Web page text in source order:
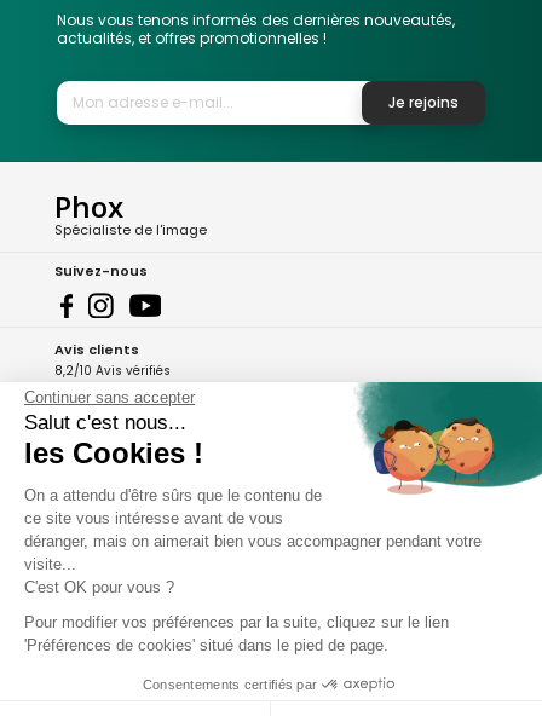
Nous vous tenons informés des dernières nouveautés,
actualités, et offres promotionnelles !
Je rejoins
Phox
Spécialiste de l'image
Suivez-nous
Avis clients
8,2/10 Avis vérifiés
L'Appli Phox
A propos de Phox
Services et garanties
Continuer sans accepter
Salut c'est nous...
les Cookies !
On a attendu d'être sûrs que le contenu de
ce site vous intéresse avant de vous
déranger, mais on aimerait bien vous accompagner pendant votre
visite...
C'est OK pour vous ?
Pour modifier vos préférences par la suite, cliquez sur le lien
'Préférences de cookies' situé dans le pied de page.
Consentements certifiés par